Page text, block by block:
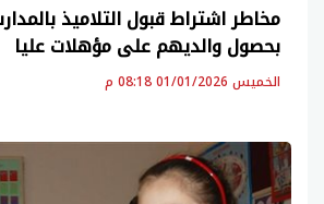
مخاطر اشتراط قبول التلاميذ
بحصول والديهم على مؤهلات عليا
الخميس 01/01/2026 08:18 م